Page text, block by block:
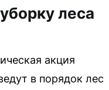
леса
акция
в порядок лес